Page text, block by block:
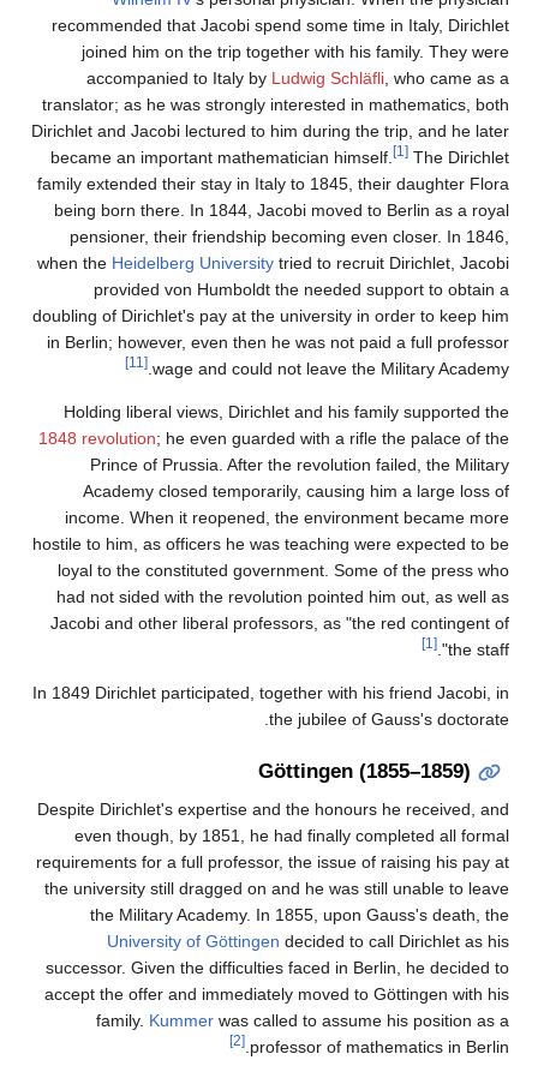
recommended that Jacobi spend some time in Italy, Dirichlet
joined him on the trip together with his family. They were
accompanied to Italy by Ludwig Schläfli , who came as a
translator; as he was strongly interested in mathematics, both
Dirichlet and Jacobi lectured to him during the trip, and he later
became an important mathematician himself.
[1] The Dirichlet
family extended their stay in Italy to 1845, their daughter Flora
being born there. In 1844, Jacobi moved to Berlin as a royal
pensioner, their friendship becoming even closer. In 1846,
when the Heidelberg University tried to recruit Dirichlet, Jacobi
provided von Humboldt the needed support to obtain a
doubling of Dirichlet's pay at the university in order to keep him
in Berlin; however, even then he was not paid a full professor
wage and could not leave the Military Academy.
[11]
Holding liberal views, Dirichlet and his family supported the
1848 revolution; he even guarded with a rifle the palace of the
Prince of Prussia. After the revolution failed, the Military
Academy closed temporarily, causing him a large loss of
income. When it reopened, the environment became more
hostile to him, as officers he was teaching were expected to be
loyal to the constituted government. Some of the press who
had not sided with the revolution pointed him out, as well as
Jacobi and other liberal professors, as "the red contingent of
the staff".
[1]
In 1849 Dirichlet participated, together with his friend Jacobi, in
the jubilee of Gauss's doctorate.
Göttingen (1855–1859)
Despite Dirichlet's expertise and the honours he received, and
even though, by 1851, he had finally completed all formal
requirements for a full professor, the issue of raising his pay at
the university still dragged on and he was still unable to leave
the Military Academy. In 1855, upon Gauss's death, the
University of Göttingen decided to call Dirichlet as his
successor. Given the difficulties faced in Berlin, he decided to
accept the offer and immediately moved to Göttingen with his
family. Kummer was called to assume his position as a
professor of mathematics in Berlin.
[2]